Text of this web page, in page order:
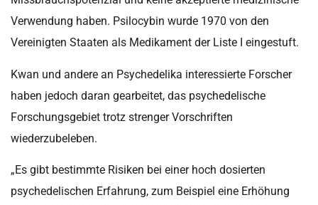
Verwendung haben. Psilocybin wurde 1970 von den
Vereinigten Staaten als Medikament der Liste I eingestuft.
Kwan und andere an Psychedelika interessierte Forscher
haben jedoch daran gearbeitet, das psychedelische
Forschungsgebiet trotz strenger Vorschriften
wiederzubeleben.
„Es gibt bestimmte Risiken bei einer hoch dosierten
psychedelischen Erfahrung, zum Beispiel eine Erhöhung